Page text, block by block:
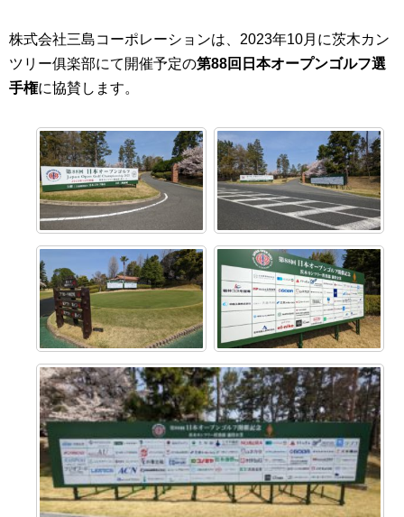
株式会社三島コーポレーションは、2023年10月に茨木カン
ツリー俱楽部にて開催予定の第88回日本オープンゴルフ選
手権に協賛します。